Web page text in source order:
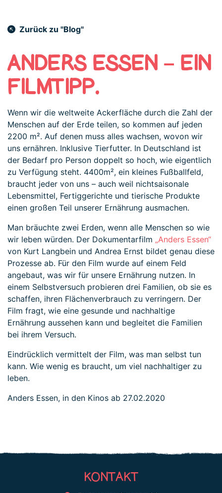
Zurück zu "Blog"
ANDERS ESSEN – EIN
FILMTIPP.
Wenn wir die weltweite Ackerfläche durch die Zahl der
Menschen auf der Erde teilen, so kommen auf jeden
2200 m². Auf denen muss alles wachsen, wovon wir
uns ernähren. Inklusive Tierfutter. In Deutschland ist
der Bedarf pro Person doppelt so hoch, wie eigentlich
zu Verfügung steht. 4400m², ein kleines Fußballfeld,
braucht jeder von uns – auch weil nichtsaisonale
Lebensmittel, Fertiggerichte und tierische Produkte
einen großen Teil unserer Ernährung ausmachen.
Man bräuchte zwei Erden, wenn alle Menschen so wie
wir leben würden. Der Dokumentarfilm „Anders Essen“
von Kurt Langbein und Andrea Ernst bildet genau diese
Prozesse ab. Für den Film wurde auf einem Feld
angebaut, was wir für unsere Ernährung nutzen. In
einem Selbstversuch probieren drei Familien, ob sie es
schaffen, ihren Flächenverbrauch zu verringern. Der
Film fragt, wie eine gesunde und nachhaltige
Ernährung aussehen kann und begleitet die Familien
bei ihrem Versuch.
Eindrücklich vermittelt der Film, was man selbst tun
kann. Wie wenig es braucht, um viel nachhaltiger zu
leben.
Anders Essen, in den Kinos ab 27.02.2020
KONTAKT